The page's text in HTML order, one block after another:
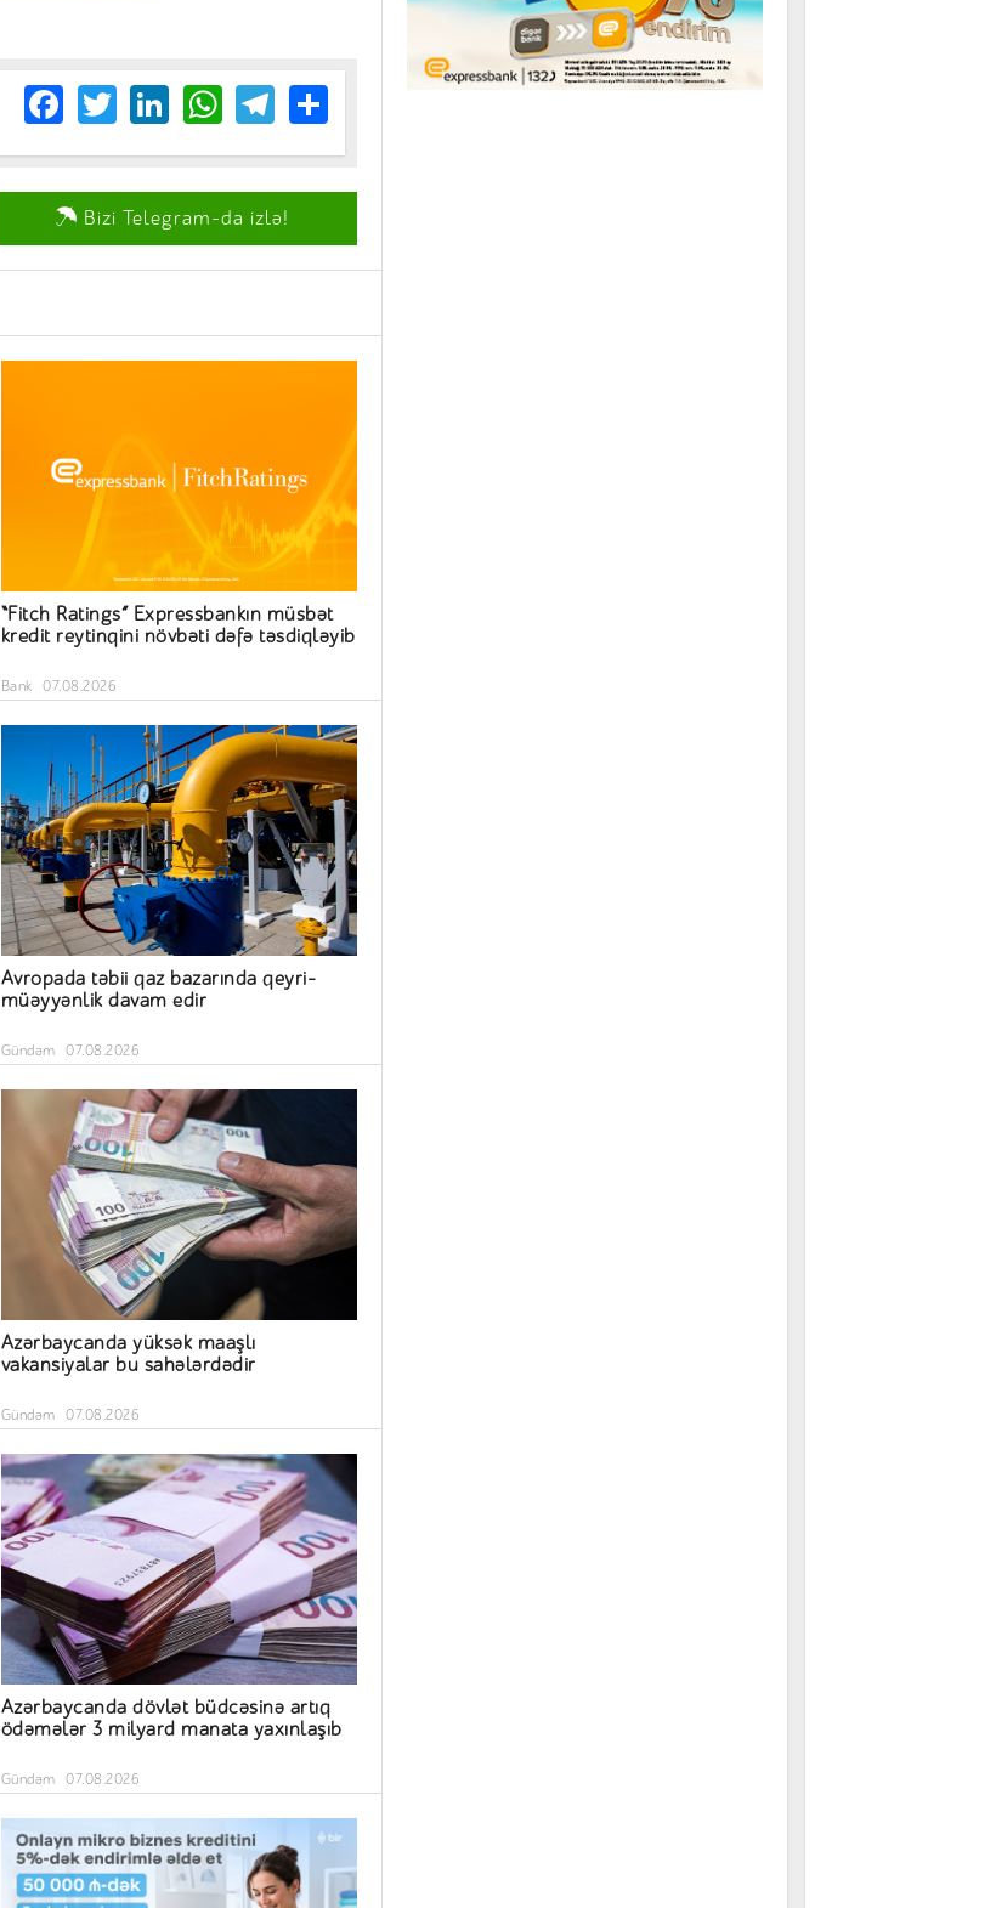
Facebook
TwitterLinkedIn
WhatsApp
Telegram
Share
Bizi Telegram-da izlə!
“Fitch Ratings” Expressbankın müsbət
kredit reytinqini növbəti dəfə təsdiqləyib
Bank 07.08.2026
Avropada təbii qaz bazarında qeyri-
müəyyənlik davam edir
Gündəm 07.08.2026
Azərbaycanda yüksək maaşlı
vakansiyalar bu sahələrdədir
Gündəm 07.08.2026
Azərbaycanda dövlət büdcəsinə artıq
ödəmələr 3 milyard manata yaxınlaşıb
Gündəm 07.08.2026